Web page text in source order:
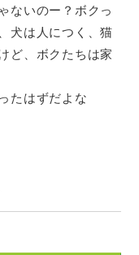
ないのー？ボクっ
犬は人につく、猫
ど、ボクたちは家
たはずだよな